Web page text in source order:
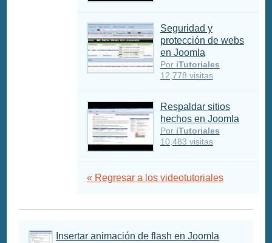
Seguridad y
protección de webs
en Joomla
Por iTutoriales
12,778 visitas
Respaldar sitios
hechos en Joomla
Por iTutoriales
10,483 visitas
« Regresar a los videotutoriales
Insertar animación de flash en Joomla